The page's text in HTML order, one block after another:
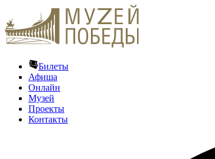
Билеты
Афиша
Онлайн
Музей
Проекты
Контакты